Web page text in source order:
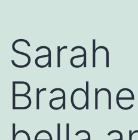
Sarah